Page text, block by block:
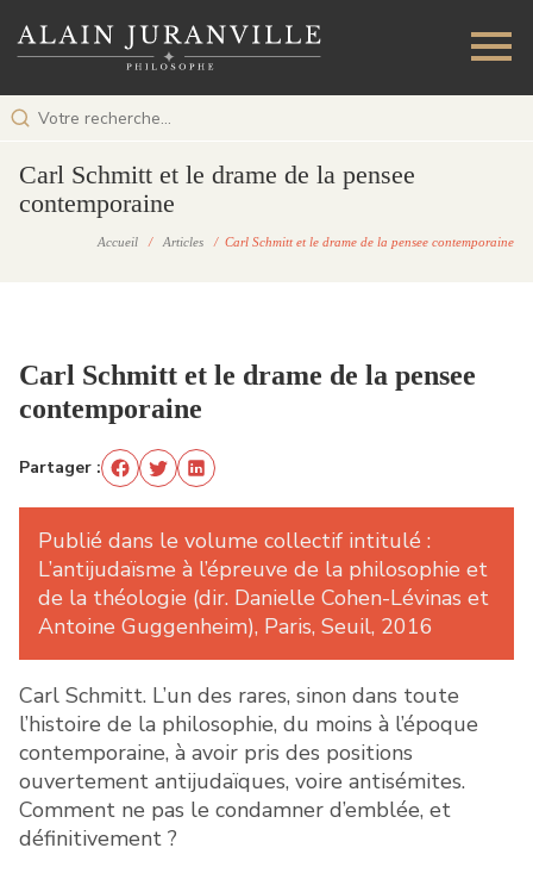
Carl Schmitt et le drame de la pensee
contemporaine
Accueil /Articles / Carl Schmitt et le drame de la pensee contemporaine
Carl Schmitt et le drame de la pensee
contemporaine
Partager :
Publié dans le volume collectif intitulé :
L’antijudaïsme à l’épreuve de la philosophie et
de la théologie (dir. Danielle Cohen-Lévinas et
Antoine Guggenheim), Paris, Seuil, 2016
Carl Schmitt. L’un des rares, sinon dans toute
l’histoire de la philosophie, du moins à l’époque
contemporaine, à avoir pris des positions
ouvertement antijudaïques, voire antisémites.
Comment ne pas le condamner d’emblée, et
définitivement ?